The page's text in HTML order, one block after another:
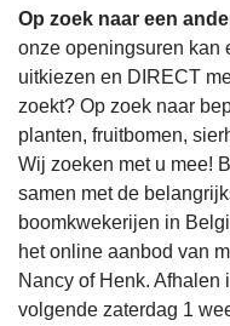
Op zoek naar een
onze openingsuren kan
uitkiezen en DIRECT
zoekt? Op zoek naar
planten, fruitbomen,
Wij zoeken met u mee!
samen met de
boomkwekerijen in
het online aanbod van
Nancy of Henk.
volgende zaterdag 1